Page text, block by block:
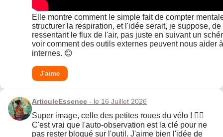
Elle montre comment le simple fait de compter
structurer la respiration, et l'idée serait, je suppose,
ressentant le flux de l'air, pas juste en suivant un
voir comment des outils externes peuvent nous aider
internes. 😊
J'aime
ArticuleEssence - le 16 Juillet 2026
Super image, celle des petites roues du vélo ! 🚴‍♀️
C'est vrai que l'auto-observation est la clé pour ne
pas rester bloqué sur l'outil. J'aime bien l'idée de